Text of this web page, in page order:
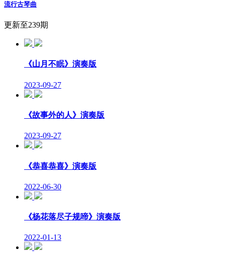
流行古琴曲
更新至239期
《山月不眠》演奏版
2023-09-27
《故事外的人》演奏版
2023-09-27
《恭喜恭喜》演奏版
2022-06-30
《杨花落尽子规啼》演奏版
2022-01-13